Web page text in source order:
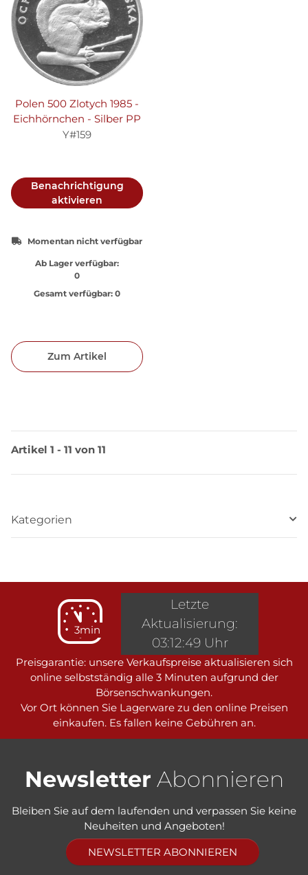
Polen 500 Zlotych 1985 -
Eichhörnchen - Silber PP
Y#159
Benachrichtigung
aktivieren
Momentan nicht verfügbar
Ab Lager verfügbar:
0
Gesamt verfügbar: 0
Zum Artikel
Artikel 1 - 11 von 11
Kategorien
3min
Preisgarantie: unsere Verkaufspreise aktualisieren sich
online selbstständig alle 3 Minuten aufgrund der
Börsenschwankungen.
Vor Ort können Sie Lagerware zu den online Preisen
einkaufen. Es fallen keine Gebühren an.
Letzte
Aktualisierung:
03:12:49 Uhr
Newsletter Abonnieren
Bleiben Sie auf dem laufenden und verpassen Sie keine
Neuheiten und Angeboten!
NEWSLETTER ABONNIEREN